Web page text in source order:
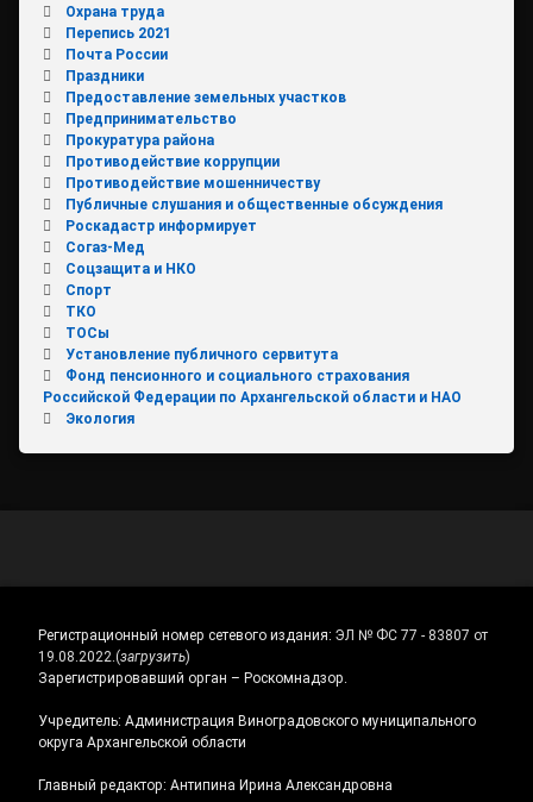
Охрана труда
Перепись 2021
Почта России
Праздники
Предоставление земельных участков
Предпринимательство
Прокуратура района
Противодействие коррупции
Противодействие мошенничеству
Публичные слушания и общественные обсуждения
Роскадастр информирует
Согаз-Мед
Соцзащита и НКО
Спорт
ТКО
ТОСы
Установление публичного сервитута
Фонд пенсионного и социального страхования
Российской Федерации по Архангельской области и НАО
Экология
Регистрационный номер сетевого издания: ЭЛ № ФС 77 - 83807 от
19.08.2022.(загрузить)
Зарегистрировавший орган – Роскомнадзор.
Учредитель: Администрация Виноградовского муниципального
округа Архангельской области
Главный редактор: Антипина Ирина Александровна